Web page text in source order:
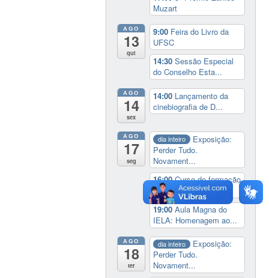
Muzart
AGO
13
qui
9:00 Feira do Livro da
UFSC
14:30Sessão Especial
do Conselho Esta...
AGO
14
sex
14:00 Lançamento da
cinebiografia de D...
AGO
17
seg
dia inteiro
Exposição:
Perder Tudo.
Novament...
16:00Curso de formação
em Jornalismo ...
19:00Aula Magna do
IELA: Homenagem ao...
AGO
18
ter
dia inteiro
Exposição:
Perder Tudo.
Novament...